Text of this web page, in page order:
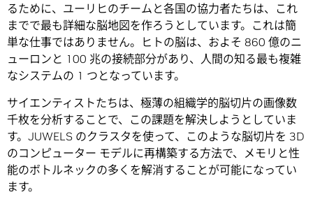
るために、ユーリヒのチームと各国の協力者たちは、これ
までで最も詳細な脳地図を作ろうとしています。これは簡
単な仕事ではありません。ヒトの脳は、およそ 860 億のニ
ューロンと 100 兆の接続部分があり、人間の知る最も複雑
なシステムの 1 つとなっています。
サイエンティストたちは、極薄の組織学的脳切片の画像数
千枚を分析することで、この課題を解決しようとしていま
す。JUWELS のクラスタを使って、このような脳切片を 3D
のコンピューター モデルに再構築する方法で、メモリと性
能のボトルネックの多くを解消することが可能になってい
ます。